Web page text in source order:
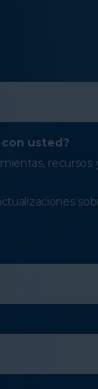
usted?
recursos